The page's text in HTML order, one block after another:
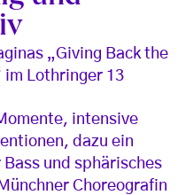
„Giving Back the
im Lothringer 13
intensive
dazu ein
und sphärisches
Choreografin